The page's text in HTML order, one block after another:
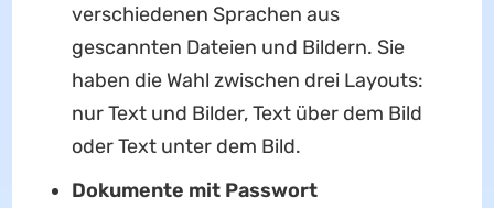
verschiedenen Sprachen aus
gescannten Dateien und Bildern. Sie
haben die Wahl zwischen drei Layouts:
nur Text und Bilder, Text über dem Bild
oder Text unter dem Bild.
Dokumente mit Passwort